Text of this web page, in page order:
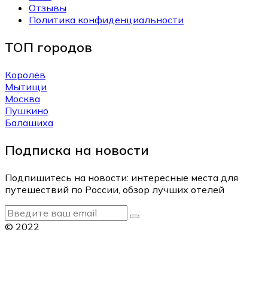
Отзывы
Политика конфиденциальности
ТОП городов
Королёв
Мытищи
Москва
Пушкино
Балашиха
Подписка на новости
Подпишитесь на новости: интересные места для
путешествий по России, обзор лучших отелей
© 2022